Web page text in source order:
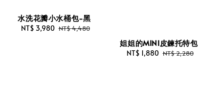
水洗花瓣小水桶包-黑
Sale
NT$ 3,980 Regular
NT$ 4,480
姐姐的MINI皮鍊托特包
Sale
NT$ 1,880 Regular
NT$ 2,280